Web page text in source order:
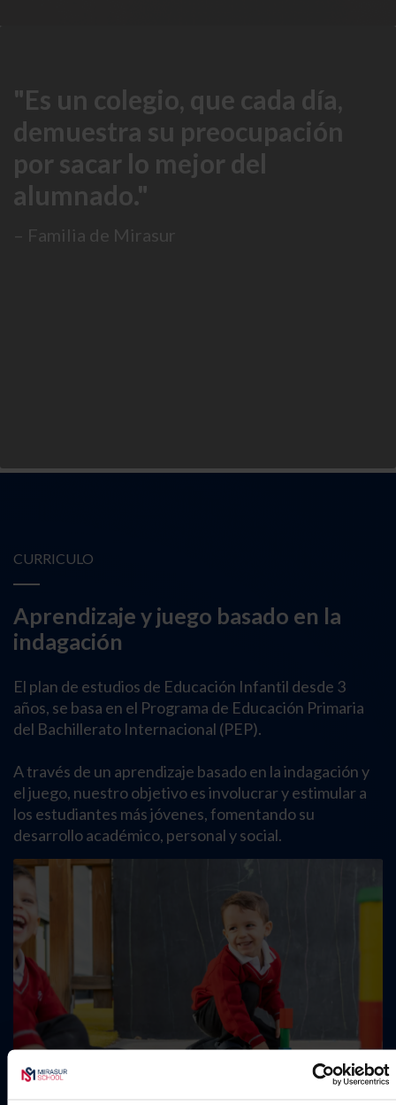
Es un colegio, que cada día,
demuestra su preocupación
por sacar lo mejor del
alumnado.
– Familia de Mirasur
CURRICULO
Aprendizaje y juego basado en la
indagación
El plan de estudios de Educación Infantil desde 3
años, se basa en el Programa de Educación Primaria
del Bachillerato Internacional (PEP).
A través de un aprendizaje basado en la indagación y
el juego, nuestro objetivo es involucrar y estimular a
los estudiantes más jóvenes, fomentando su
desarrollo académico, personal y social.